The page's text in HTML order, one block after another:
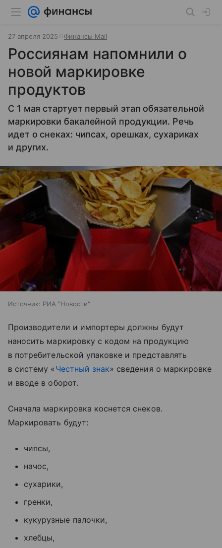
27 апреля 2025 Финансы Mail
Россиянам напомнили о
новой маркировке
продуктов
С 1 мая стартует первый этап обязательной
маркировки бакалейной продукции. Речь
идет о снеках: чипсах, орешках, сухариках
и других.
Источник: РИА "Новости"
Производители и импортеры должны будут
наносить маркировку с кодом на продукцию
в потребительской упаковке и представлять
в систему « Честный знак» сведения о маркировке
и вводе в оборот.
Сначала маркировка коснется снеков.
Маркировать будут:
чипсы,
начос,
сухарики,
гренки,
кукурузные палочки,
хлебцы,